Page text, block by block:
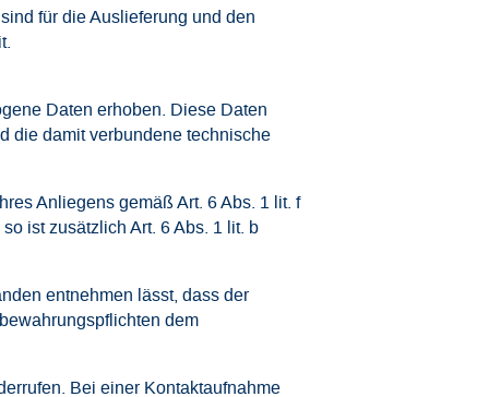
für die Auslieferung und den
Daten erhoben. Diese Daten
die damit verbundene technische
Anliegens gemäß Art. 6 Abs. 1 lit. f
ist zusätzlich Art. 6 Abs. 1 lit. b
entnehmen lässt, dass der
dem
Bei einer Kontaktaufnahme